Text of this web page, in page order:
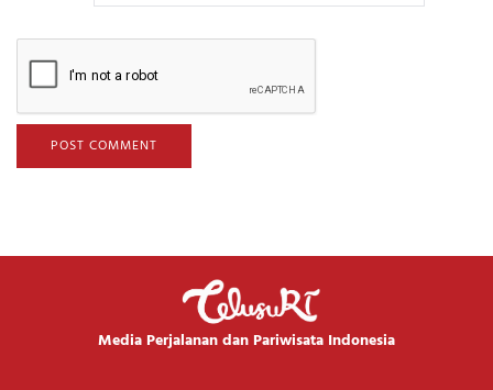
Media Perjalanan dan Pariwisata Indonesia